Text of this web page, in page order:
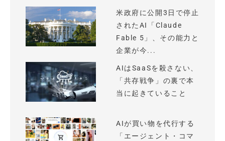
米政府に公開3日で停止
されたAI「Claude
Fable 5」、その能力と
企業が今...
AIはSaaSを殺さない、
「共存戦争」の裏で本
当に起きていること
AIが買い物を代行する
「エージェント・コマ